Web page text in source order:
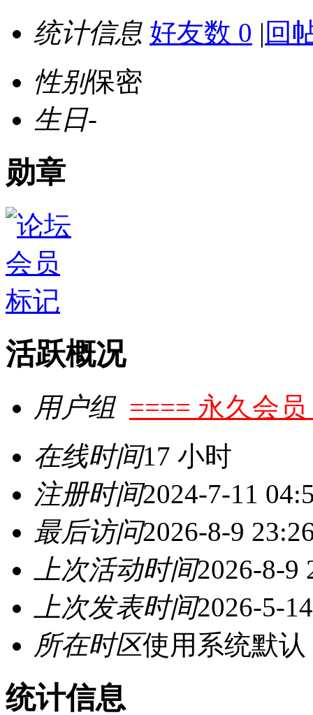
统计信息 好友数 0 | 回
性别保密
生日-
勋章
活跃概况
用户组 ==== 永久会员
在线时间17 小时
注册时间2024-7-11
最后访问2026-8-9
上次活动时间2026-8-9
上次发表时间2026-5-
所在时区使用系统默认
统计信息